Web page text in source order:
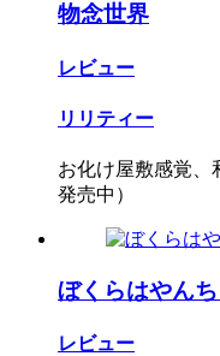
物念世界
レビュー
リリティー
お化け屋敷感覚、
発売中）
ぼくらはやんち
レビュー